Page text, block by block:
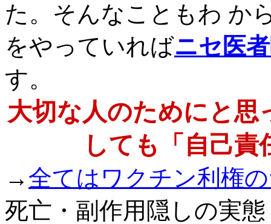
た。そんなこともわ か
をやっていればニセ医
す。
大切な人のためにと思
しても「自己
→ 全てはワクチン利権
死亡・副作用隠しの実態